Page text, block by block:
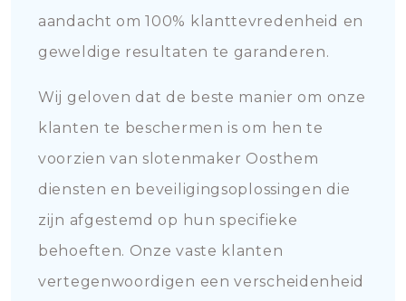
aandacht om 100% klanttevredenheid en
geweldige resultaten te garanderen.
Wij geloven dat de beste manier om onze
klanten te beschermen is om hen te
voorzien van slotenmaker Oosthem
diensten en beveiligingsoplossingen die
zijn afgestemd op hun specifieke
behoeften. Onze vaste klanten
vertegenwoordigen een verscheidenheid